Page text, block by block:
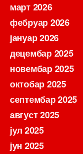
март 2026
фебруар 2026
јануар 2026
децембар 2025
новембар 2025
октобар 2025
септембар 2025
август 2025
јул 2025
јун 2025